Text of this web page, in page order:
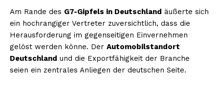
Am Rande des G7-Gipfels in Deutschland äußerte sich
ein hochrangiger Vertreter zuversichtlich, dass die
Herausforderung im gegenseitigen Einvernehmen
gelöst werden könne. Der Automobilstandort
Deutschland und die Exportfähigkeit der Branche
seien ein zentrales Anliegen der deutschen Seite.